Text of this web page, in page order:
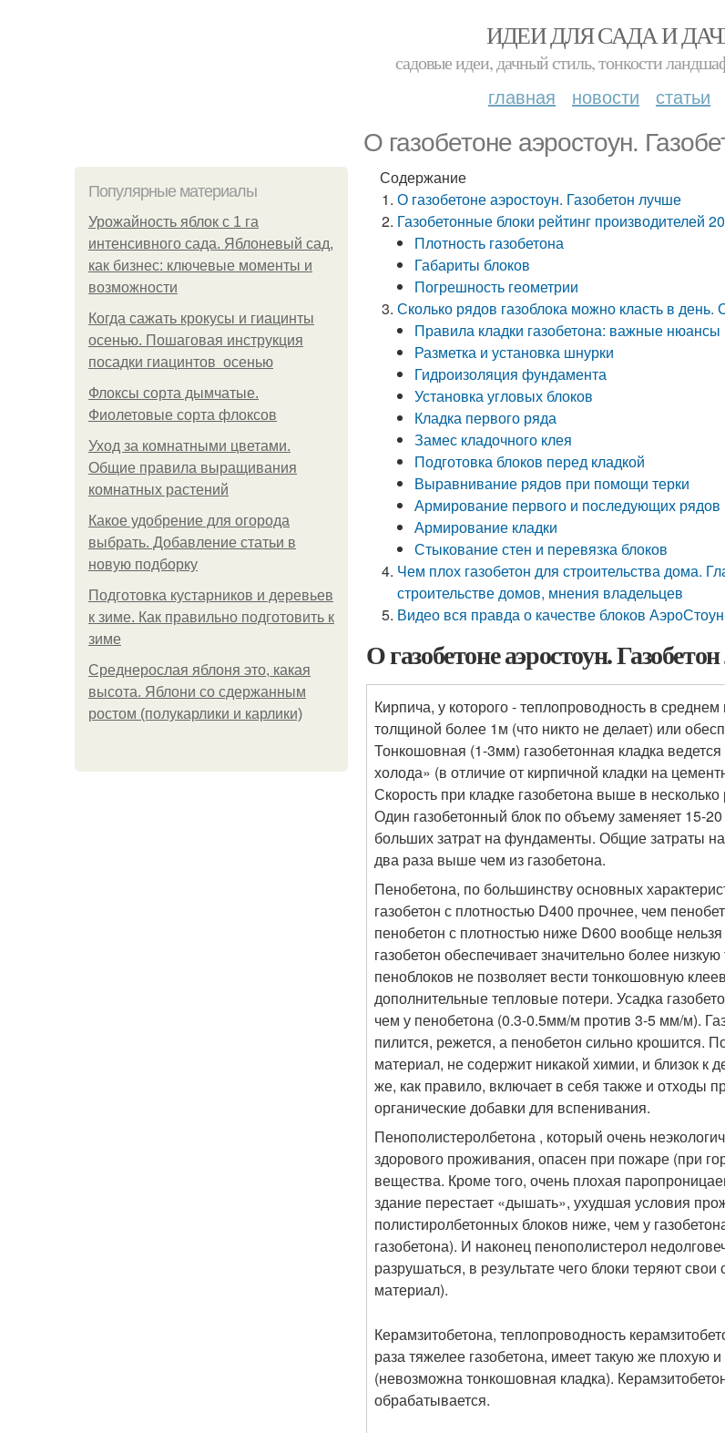
ИДЕИ ДЛЯ САДА И
садовые идеи, дачный стиль, тонкости
главная новости статьи
О газобетоне аэростоун.
Популярные материалы
Урожайность яблок с 1 га
интенсивного сада. Яблоневый сад,
как бизнес: ключевые моменты и
возможности
Когда сажать крокусы и гиацинты
осенью. Пошаговая инструкция
посадки гиацинтов осенью
Флоксы сорта дымчатые.
Фиолетовые сорта флоксов
Уход за комнатными цветами.
Общие правила выращивания
комнатных растений
Какое удобрение для огорода
выбрать. Добавление статьи в
новую подборку
Подготовка кустарников и деревьев
к зиме. Как правильно подготовить к
зиме
Среднерослая яблоня это, какая
высота. Яблони со сдержанным
ростом (полукарлики и карлики)
Содержание
О газобетоне аэростоун. Газобетон лучше
Газобетонные блоки рейтинг производителей
Плотность газобетона
Габариты блоков
Погрешность геометрии
Сколько рядов газоблока можно класть в
Правила кладки газобетона: важные нюансы
Разметка и установка шнурки
Гидроизоляция фундамента
Установка угловых блоков
Кладка первого ряда
Замес кладочного клея
Подготовка блоков перед кладкой
Выравнивание рядов при помощи терки
Армирование первого и последующих рядов
Армирование кладки
Стыкование стен и перевязка блоков
Чем плох газобетон для строительства дома.
строительстве домов, мнения владельцев
Видео вся правда о качестве блоков
О газобетоне аэростоун.
Кирпича, у которого - теплопроводность в
толщиной более 1м (что никто не делает) или
Тонкошовная (1-3мм) газобетонная кладка
холода» (в отличие от кирпичной кладки на
Скорость при кладке газобетона выше в
Один газобетонный блок по объему заменяет 15-
больших затрат на фундаменты. Общие затраты
два раза выше чем из газобетона.
Пенобетона, по большинству основных
газобетон с плотностью D400 прочнее, чем
пенобетон с плотностью ниже D600 вообще
газобетон обеспечивает значительно более
пеноблоков не позволяет вести тонкошовную
дополнительные тепловые потери. Усадка
чем у пенобетона (0.3-0.5мм/м против 3-5 мм/м).
пилится, режется, а пенобетон сильно крошится.
материал, не содержит никакой химии, и близок к
же, как правило, включает в себя также и отходы
органические добавки для вспенивания.
Пенополистеролбетона , который очень
здорового проживания, опасен при пожаре (при
вещества. Кроме того, очень плохая
здание перестает «дышать», ухудшая условия
полистиролбетонных блоков ниже, чем у
газобетона). И наконец пенополистерол
разрушаться, в результате чего блоки теряют
материал).
Керамзитобетона, теплопроводность
раза тяжелее газобетона, имеет такую же плохую
(невозможна тонкошовная кладка).
обрабатывается.